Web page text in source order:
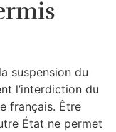
suspension du
l’interdiction du
français. Être
État ne permet